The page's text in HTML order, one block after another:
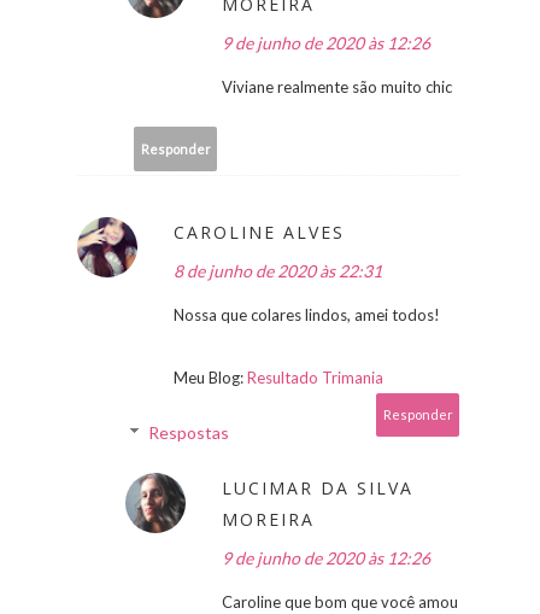
9 de junho de 2020 às 12:26
Viviane realmente são muito chic
Responder
CAROLINE ALVES
8 de junho de 2020 às 22:31
Nossa que colares lindos, amei todos!
Meu Blog:Resultado Trimania
Responder
Respostas
LUCIMAR DA SILVA
MOREIRA
9 de junho de 2020 às 12:26
Caroline que bom que você amou